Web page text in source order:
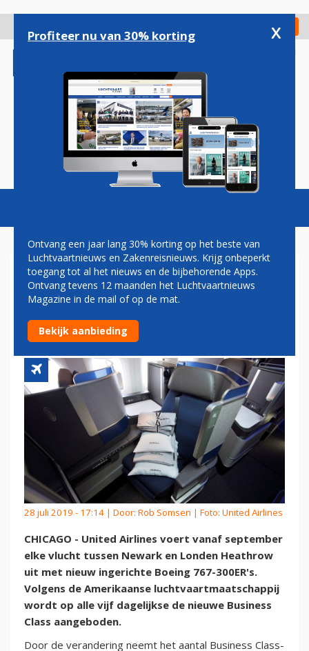
gaan
Check in
Magazine Podcasts Vacatures
UNITED: FORS MEER
PREMIUM STOELEN TUSSEN
NEW YORK EN LONDEN
28 juli 2019 - 17:14 | Door: Rob Somsen | Foto: United Airlines
CHICAGO - United Airlines voert vanaf september
elke vlucht tussen Newark en Londen Heathrow
uit met nieuw ingerichte Boeing 767-300ER's.
Volgens de Amerikaanse luchtvaartmaatschappij
wordt op alle vijf dagelijkse de nieuwe Business
Class aangeboden.
Door de verandering neemt het aantal Business Class-
Profiteer nu van 30% korting x
Ontvang een jaar lang 30% korting op het beste van
Luchtvaartnieuws en Zakenreisnieuws. Krijg onbeperkt
toegang tot al het nieuws en de bijbehorende Apps.
Ontvang tevens 12 maanden het Luchtvaartnieuws
Magazine in de mail of op de mat.
Bekijk aanbieding